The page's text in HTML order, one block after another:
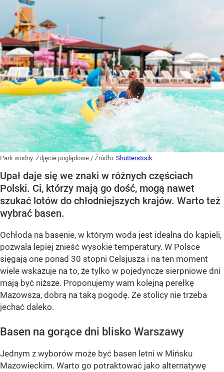
Park wodny. Zdjęcie poglądowe / Źródło: Shutterstock
Upał daje się we znaki w różnych częściach
Polski. Ci, którzy mają go dość, mogą nawet
szukać lotów do chłodniejszych krajów. Warto też
wybrać basen.
Ochłoda na basenie, w którym woda jest idealna do kąpieli,
pozwala lepiej znieść wysokie temperatury. W Polsce
sięgają one ponad 30 stopni Celsjusza i na ten moment
wiele wskazuje na to, że tylko w pojedyncze sierpniowe dni
mają być niższe. Proponujemy wam kolejną perełkę
Mazowsza, dobrą na taką pogodę. Ze stolicy nie trzeba
jechać daleko.
Basen na gorące dni blisko Warszawy
Jednym z wyborów może być basen letni w Mińsku
Mazowieckim. Warto go potraktować jako alternatywę